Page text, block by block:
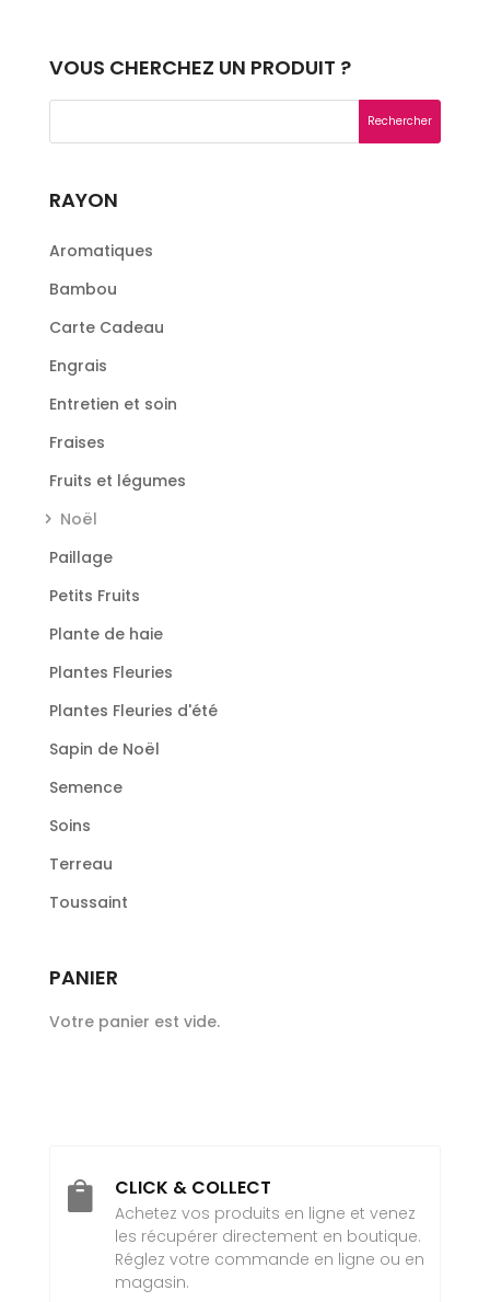
VOUS CHERCHEZ UN PRODUIT ?
RAYON
Aromatiques
Bambou
Carte Cadeau
Engrais
Entretien et soin
Fraises
Fruits et légumes
Noël
Paillage
Petits Fruits
Plante de haie
Plantes Fleuries
Plantes Fleuries d'été
Sapin de Noël
Semence
Soins
Terreau
Toussaint
PANIER
Votre panier est vide.
 CLICK & COLLECT
Achetez vos produits en ligne et venez
les récupérer directement en boutique.
Réglez votre commande en ligne ou en
magasin.